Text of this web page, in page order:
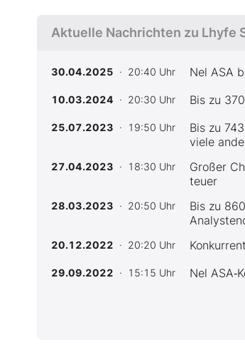
Aktuelle Nachrichten zu Lhyfe
30.04.2025 · 20:40 Uhr Nel ASA
10.03.2024 · 20:30 Uhr Bis zu
25.07.2023 · 19:50 Uhr
Bis zu
viele
27.04.2023 · 18:30 Uhr
Großer
teuer
28.03.2023 · 20:50 Uhr
Bis zu
20.12.2022 · 20:20 Uhr
29.09.2022 · 15:15 Uhr Nel